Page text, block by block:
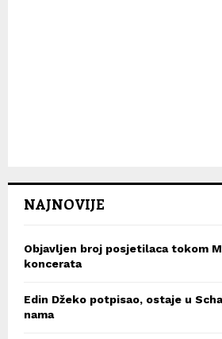
NAJNOVIJE
Objavljen broj posjetilaca tokom
koncerata
Edin Džeko potpisao, ostaje u
nama